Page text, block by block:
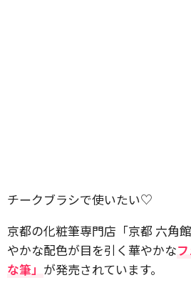
チークブラシで使いたい♡
京都の化粧筆専門店「京都 六角
やかな配色が目を引く華やかな
な筆」 が発売されています。